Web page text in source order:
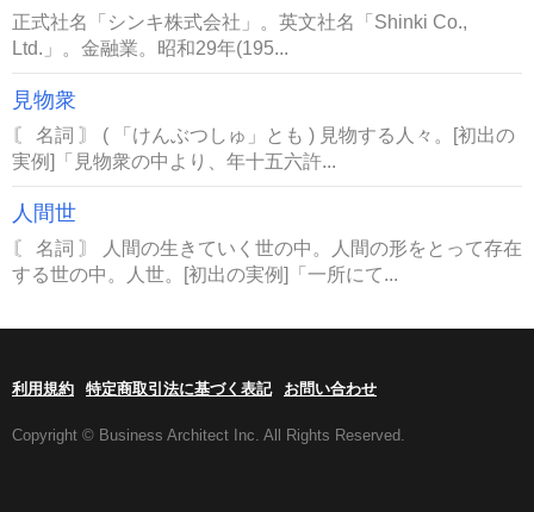
正式社名「シンキ株式会社」。英文社名「Shinki Co.,
Ltd.」。金融業。昭和29年(195...
見物衆
〘 名詞 〙 ( 「けんぶつしゅ」とも ) 見物する人々。[初出の
実例]「見物衆の中より、年十五六許...
人間世
〘 名詞 〙 人間の生きていく世の中。人間の形をとって存在
する世の中。人世。[初出の実例]「一所にて...
利用規約 特定商取引法に基づく表記 お問い合わせ
Copyright © Business Architect Inc. All Rights Reserved.